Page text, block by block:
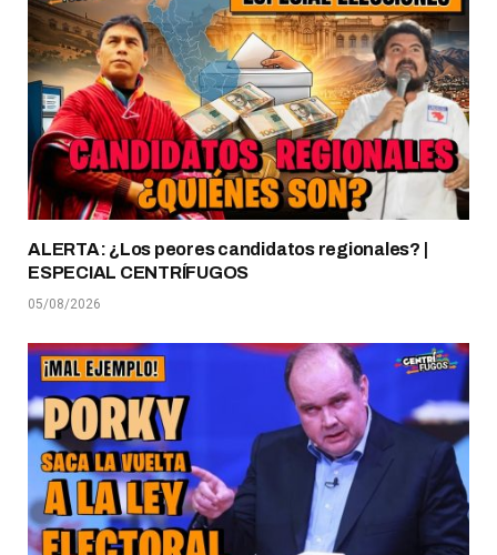
ALERTA: ¿Los peores candidatos regionales? |
ESPECIAL CENTRÍFUGOS
05/08/2026